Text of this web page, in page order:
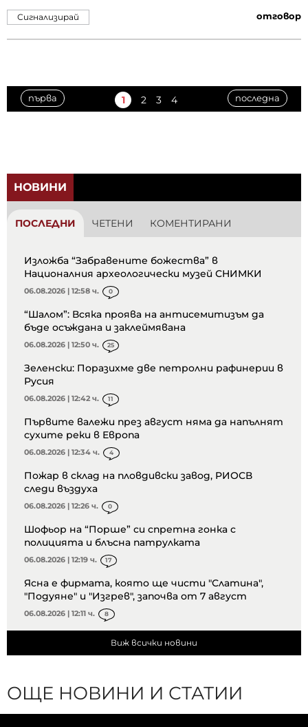
отговор
Сигнализирай
първа 1 2 3 4 последна
НОВИНИ
ПОСЛЕДНИ ЧЕТЕНИ КОМЕНТИРАНИ
Изложба “Забравените божества” в
Националния археологически музей СНИМКИ
06.08.2026 | 12:58 ч. 0
“Шалом”: Всяка проява на антисемитизъм да
бъде осъждана и заклеймявана
06.08.2026 | 12:50 ч. 25
Зеленски: Поразихме две петролни рафинерии в
Русия
06.08.2026 | 12:42 ч. 11
Първите валежи през август няма да напълнят
сухите реки в Европа
06.08.2026 | 12:34 ч. 4
Пожар в склад на пловдивски завод, РИОСВ
следи въздуха
06.08.2026 | 12:26 ч. 0
Шофьор на “Порше” си спретна гонка с
полицията и блъсна патрулката
06.08.2026 | 12:19 ч. 17
Ясна е фирмата, която ще чисти "Слатина",
"Подуяне" и "Изгрев", започва от 7 август
06.08.2026 | 12:11 ч. 8
Виж всички новини
ОЩЕ НОВИНИ И СТАТИИ